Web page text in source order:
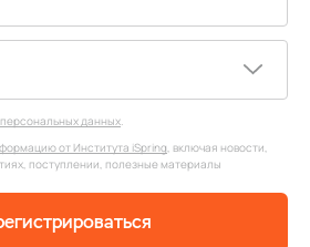
данных.
от Института iSpring, включая новости,
поступлении, полезные материалы